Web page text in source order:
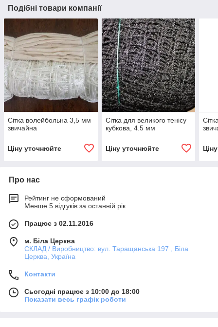
Подібні товари компанії
Сітка волейбольна 3,5 мм
звичайна
Ціну уточнюйте
Сітка для великого тенісу
кубкова, 4.5 мм
Ціну уточнюйте
Про нас
Рейтинг не сформований
Менше 5 відгуків за останній рік
Працює з 02.11.2016
м. Біла Церква
СКЛАД / Виробництво: вул. Таращанська 197 , Біла
Церква, Україна
Контакти
Сьогодні працює з 10:00 до 18:00
Показати весь графік роботи